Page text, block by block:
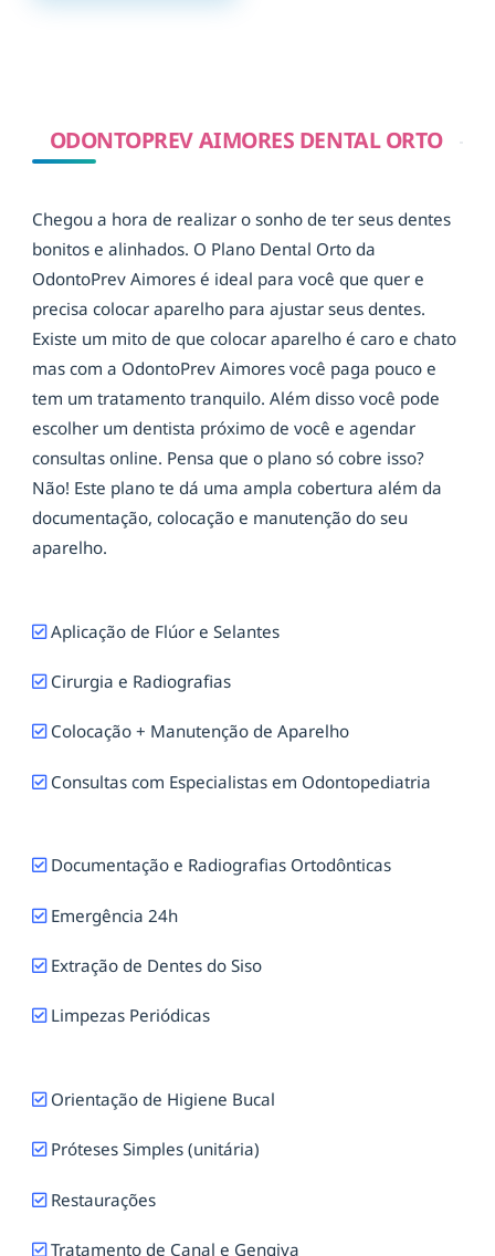
ODONTOPREV AIMORES DENTAL ORTO
Chegou a hora de realizar o sonho de ter seus dentes
bonitos e alinhados. O Plano Dental Orto da
OdontoPrev Aimores é ideal para você que quer e
precisa colocar aparelho para ajustar seus dentes.
Existe um mito de que colocar aparelho é caro e chato
mas com a OdontoPrev Aimores você paga pouco e
tem um tratamento tranquilo. Além disso você pode
escolher um dentista próximo de você e agendar
consultas online. Pensa que o plano só cobre isso?
Não! Este plano te dá uma ampla cobertura além da
documentação, colocação e manutenção do seu
aparelho.
Aplicação de Flúor e Selantes
Cirurgia e Radiografias
Colocação + Manutenção de Aparelho
Consultas com Especialistas em Odontopediatria
Documentação e Radiografias Ortodônticas
Emergência 24h
Extração de Dentes do Siso
Limpezas Periódicas
Orientação de Higiene Bucal
Próteses Simples (unitária)
Restaurações
Tratamento de Canal e Gengiva